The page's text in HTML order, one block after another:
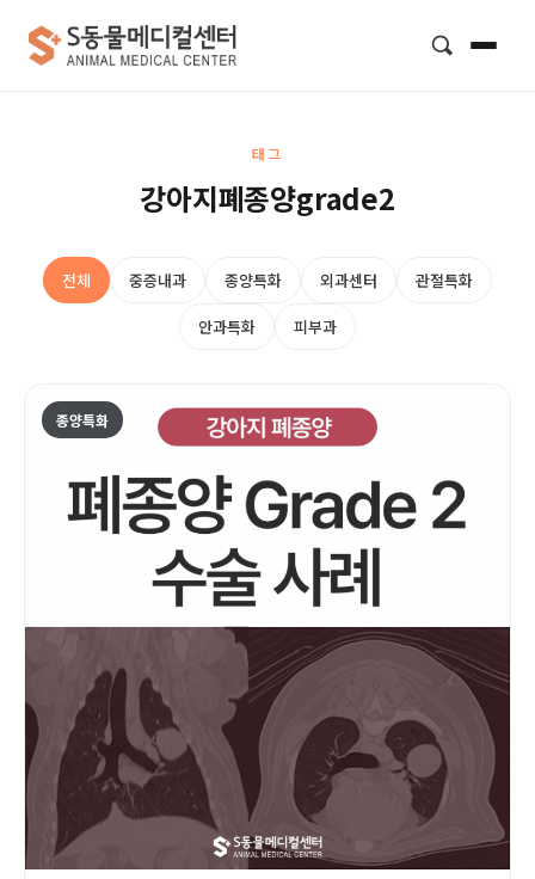
태그
강아지폐종양grade2
전체 중증내과 종양특화 외과센터 관절특화
안과특화 피부과
종양특화